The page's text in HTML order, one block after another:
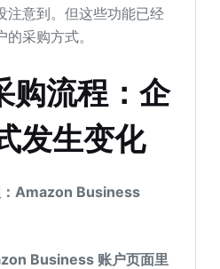
注意到。但这些功能已经
采购方式。
流程：企
发生变化
：Amazon Business
Business 账户页面里